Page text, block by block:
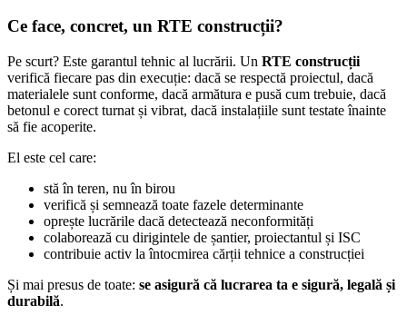
Ce face, concret, un RTE construcții?
Pe scurt? Este garantul tehnic al lucrării. Un RTE construcții
verifică fiecare pas din execuție: dacă se respectă proiectul, dacă
materialele sunt conforme, dacă armătura e pusă cum trebuie, dacă
betonul e corect turnat și vibrat, dacă instalațiile sunt testate înainte
să fie acoperite.
El este cel care:
stă în teren, nu în birou
verifică și semnează toate fazele determinante
oprește lucrările dacă detectează neconformități
colaborează cu dirigintele de șantier, proiectantul și ISC
contribuie activ la întocmirea cărții tehnice a construcției
Și mai presus de toate: se asigură că lucrarea ta e sigură, legală și
durabilă.